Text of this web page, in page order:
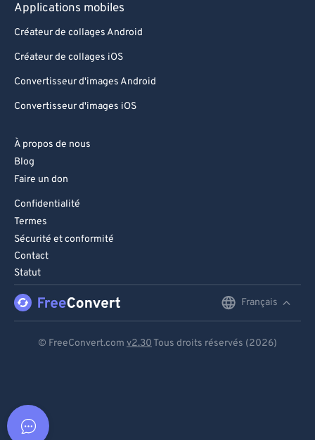
Applications mobiles
Créateur de collages Android
Créateur de collages iOS
Convertisseur d'images Android
Convertisseur d'images iOS
À propos de nous
Blog
Faire un don
Confidentialité
Termes
Sécurité et conformité
Contact
Statut
Français
© FreeConvert.com v2.30 Tous droits réservés (2026)